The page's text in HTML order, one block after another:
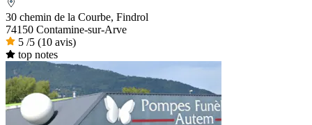
30 chemin de la Courbe, Findrol
74150 Contamine-sur-Arve
5 /5 (10 avis)
top notes